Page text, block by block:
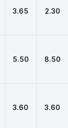
3.65 2.30
5.50 8.50
3.60 3.60